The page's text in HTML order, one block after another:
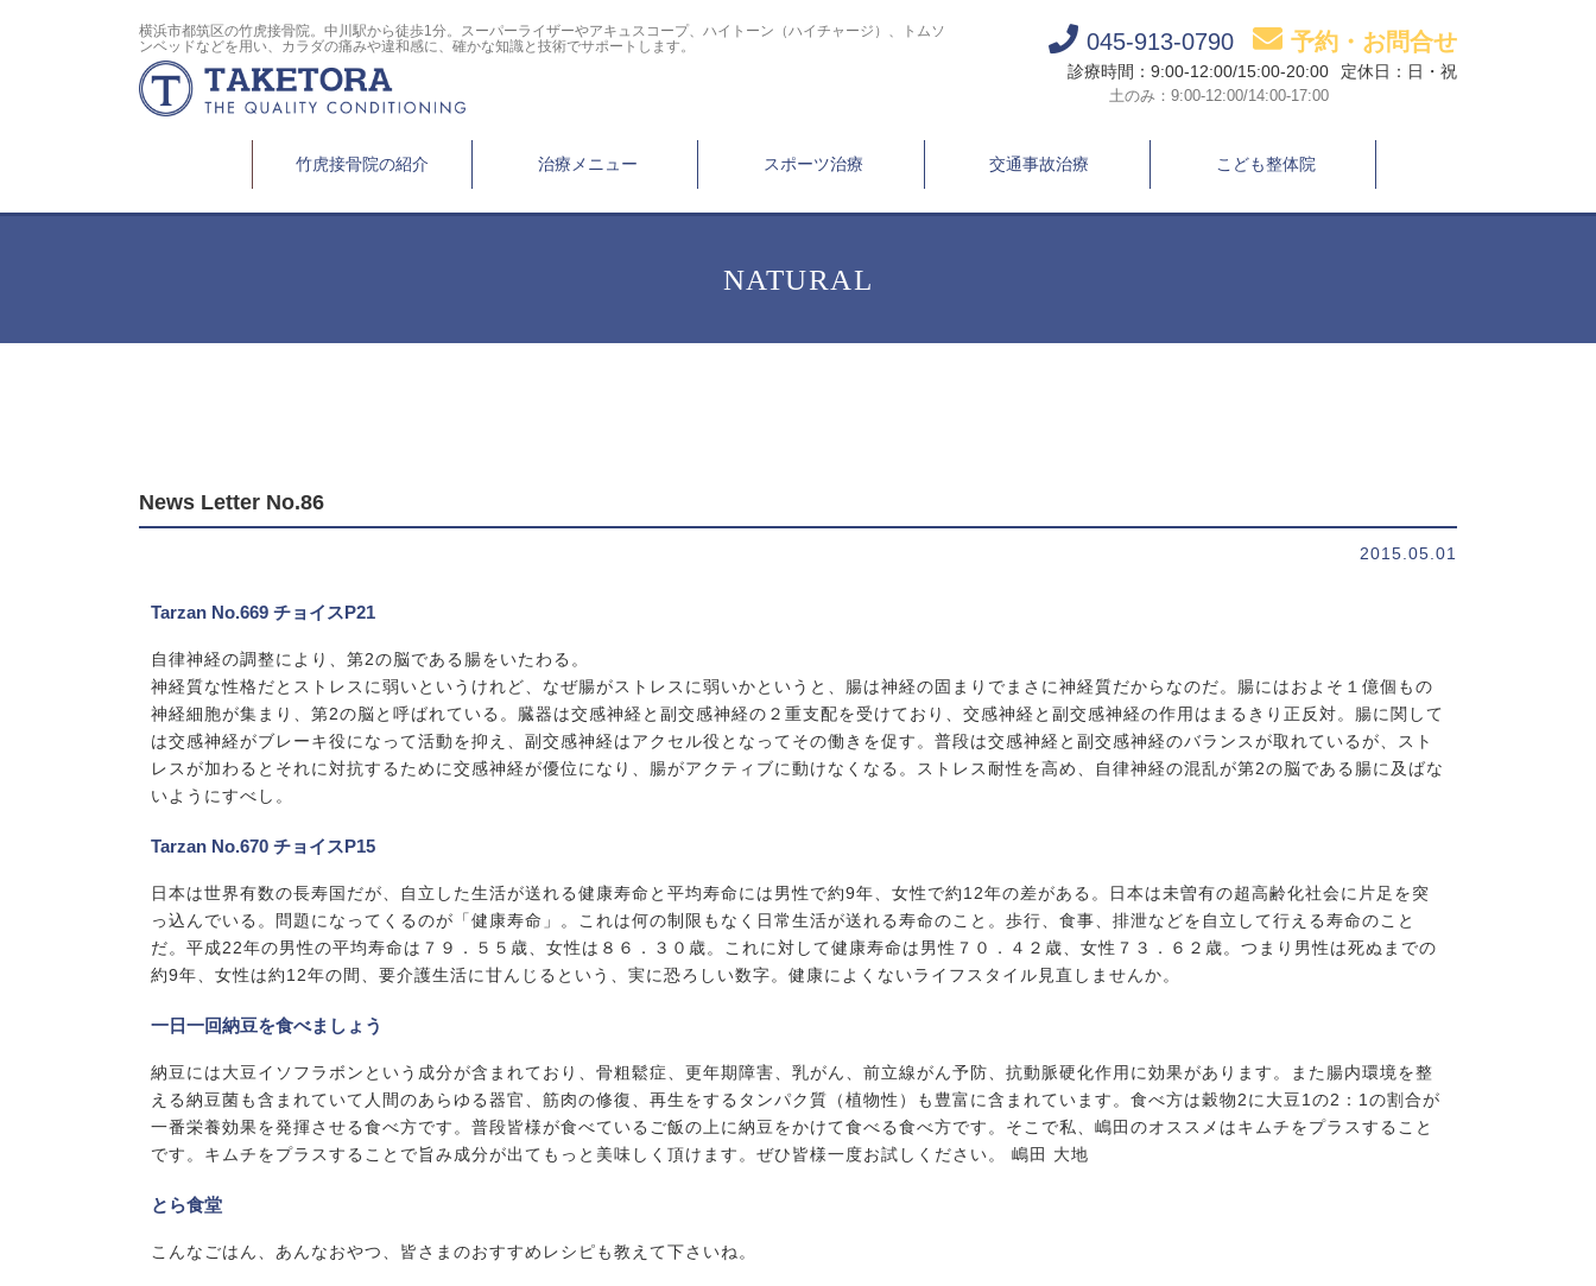
横浜市都筑区の竹虎接骨院。中川駅から徒歩1分。スーパーライザーやアキュスコープ、ハイトーン（ハイチャージ）、トムソ
ンベッドなどを用い、カラダの痛みや違和感に、確かな知識と技術でサポートします。
045-913-0790 予約・お問合せ
診療時間：9:00-12:00/15:00-20:00
土のみ：9:00-12:00/14:00-17:00
定休日：日・祝
竹虎接骨院の紹介 治療メニュー スポーツ治療 交通事故治療 こども整体院
NATURAL
News Letter No.86
2015.05.01
Tarzan No.669 チョイスP21
自律神経の調整により、第2の脳である腸をいたわる。
神経質な性格だとストレスに弱いというけれど、なぜ腸がストレスに弱いかというと、腸は神経の固まりでまさに神経質だからなのだ。腸にはおよそ１億個もの
神経細胞が集まり、第2の脳と呼ばれている。臓器は交感神経と副交感神経の２重支配を受けており、交感神経と副交感神経の作用はまるきり正反対。腸に関して
は交感神経がブレーキ役になって活動を抑え、副交感神経はアクセル役となってその働きを促す。普段は交感神経と副交感神経のバランスが取れているが、スト
レスが加わるとそれに対抗するために交感神経が優位になり、腸がアクティブに動けなくなる。ストレス耐性を高め、自律神経の混乱が第2の脳である腸に及ばな
いようにすべし。
Tarzan No.670 チョイスP15
日本は世界有数の長寿国だが、自立した生活が送れる健康寿命と平均寿命には男性で約9年、女性で約12年の差がある。日本は未曽有の超高齢化社会に片足を突
っ込んでいる。問題になってくるのが「健康寿命」。これは何の制限もなく日常生活が送れる寿命のこと。歩行、食事、排泄などを自立して行える寿命のこと
だ。平成22年の男性の平均寿命は７９．５５歳、女性は８６．３０歳。これに対して健康寿命は男性７０．４２歳、女性７３．６２歳。つまり男性は死ぬまでの
約9年、女性は約12年の間、要介護生活に甘んじるという、実に恐ろしい数字。健康によくないライフスタイル見直しませんか。
一日一回納豆を食べましょう
納豆には大豆イソフラボンという成分が含まれており、骨粗鬆症、更年期障害、乳がん、前立線がん予防、抗動脈硬化作用に効果があります。また腸内環境を整
える納豆菌も含まれていて人間のあらゆる器官、筋肉の修復、再生をするタンパク質（植物性）も豊富に含まれています。食べ方は穀物2に大豆1の2：1の割合が
一番栄養効果を発揮させる食べ方です。普段皆様が食べているご飯の上に納豆をかけて食べる食べ方です。そこで私、嶋田のオススメはキムチをプラスすること
です。キムチをプラスすることで旨み成分が出てもっと美味しく頂けます。ぜひ皆様一度お試しください。 嶋田 大地
とら食堂
こんなごはん、あんなおやつ、皆さまのおすすめレシピも教えて下さいね。